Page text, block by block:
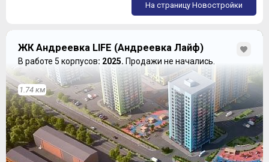
На страницу Новостройки
ЖК Андреевка LIFE (Андреевка Лайф)
В работе 5 корпусов: 2025. Продажи не начались.
1.74 км